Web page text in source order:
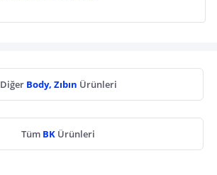
Diğer Body, Zıbın Ürünleri
Tüm BK Ürünleri